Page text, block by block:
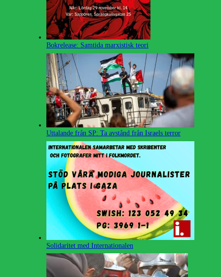
Bokrelease: Samtida marxistisk teori
Uttalande från SP: Ta avstånd från Israels terror
Solidaritet med Internationalen